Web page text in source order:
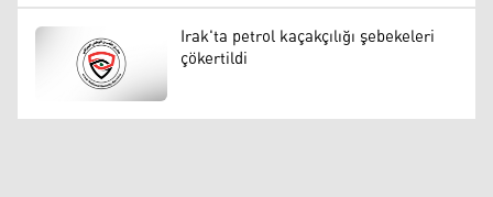
Irak'ta petrol kaçakçılığı şebekeleri
çökertildi